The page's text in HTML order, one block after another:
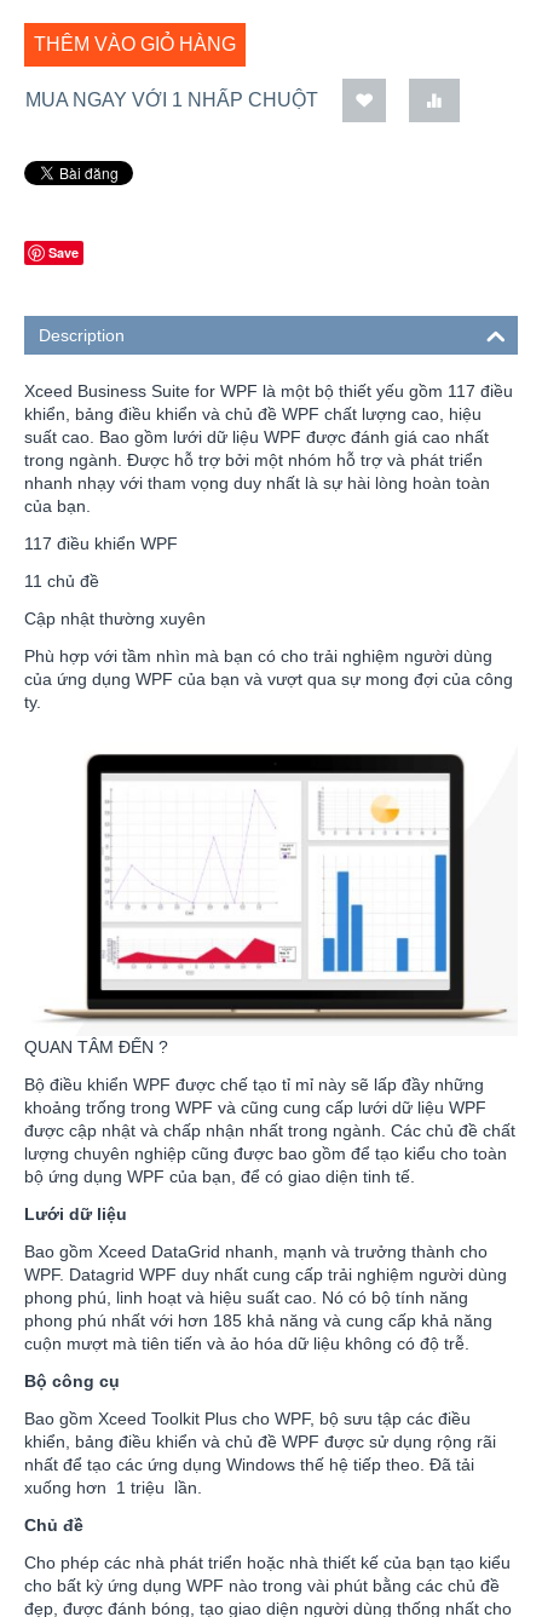
THÊM VÀO GIỎ HÀNG
MUA NGAY VỚI 1 NHẤP CHUỘT
Save
Description
Xceed Business Suite for WPF là một bộ thiết yếu gồm 117 điều
khiển, bảng điều khiển và chủ đề WPF chất lượng cao, hiệu
suất cao. Bao gồm lưới dữ liệu WPF được đánh giá cao nhất
trong ngành. Được hỗ trợ bởi một nhóm hỗ trợ và phát triển
nhanh nhạy với tham vọng duy nhất là sự hài lòng hoàn toàn
của bạn.
117 điều khiển WPF
11 chủ đề
Cập nhật thường xuyên
Phù hợp với tầm nhìn mà bạn có cho trải nghiệm người dùng
của ứng dụng WPF của bạn và vượt qua sự mong đợi của công
ty.
QUAN TÂM ĐẾN ?
Bộ điều khiển WPF được chế tạo tỉ mỉ này sẽ lấp đầy những
khoảng trống trong WPF và cũng cung cấp lưới dữ liệu WPF
được cập nhật và chấp nhận nhất trong ngành. Các chủ đề chất
lượng chuyên nghiệp cũng được bao gồm để tạo kiểu cho toàn
bộ ứng dụng WPF của bạn, để có giao diện tinh tế.
Lưới dữ liệu
Bao gồm Xceed DataGrid nhanh, mạnh và trưởng thành cho
WPF. Datagrid WPF duy nhất cung cấp trải nghiệm người dùng
phong phú, linh hoạt và hiệu suất cao. Nó có bộ tính năng
phong phú nhất với hơn 185 khả năng và cung cấp khả năng
cuộn mượt mà tiên tiến và ảo hóa dữ liệu không có độ trễ.
Bộ công cụ
Bao gồm Xceed Toolkit Plus cho WPF, bộ sưu tập các điều
khiển, bảng điều khiển và chủ đề WPF được sử dụng rộng rãi
nhất để tạo các ứng dụng Windows thế hệ tiếp theo. Đã tải
xuống hơn 1 triệu lần.
Chủ đề
Cho phép các nhà phát triển hoặc nhà thiết kế của bạn tạo kiểu
cho bất kỳ ứng dụng WPF nào trong vài phút bằng các chủ đề
đẹp, được đánh bóng, tạo giao diện người dùng thống nhất cho